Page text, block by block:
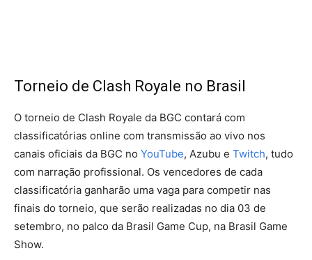
Torneio de Clash Royale no Brasil
O torneio de Clash Royale da BGC contará com
classificatórias online com transmissão ao vivo nos
canais oficiais da BGC no YouTube, Azubu e Twitch, tudo
com narração profissional. Os vencedores de cada
classificatória ganharão uma vaga para competir nas
finais do torneio, que serão realizadas no dia 03 de
setembro, no palco da Brasil Game Cup, na Brasil Game
Show.